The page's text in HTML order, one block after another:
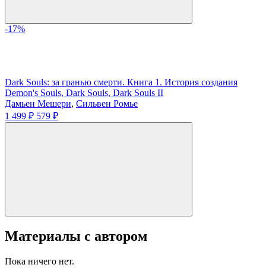
-17%
Dark Souls: за гранью смерти. Книга 1. История создания
Demon's Souls, Dark Souls, Dark Souls II
Дамьен Мешери, Сильвен Ромье
1 499 ₽ 579 ₽
Материалы с автором
Пока ничего нет.